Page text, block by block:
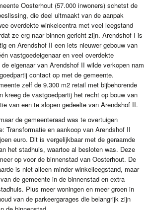
Oosterhout (57.000 inwoners) schetst de
die deel uitmaakt van de aanpak
overdekte winkelcentra met veel leegstand
ze erg naar binnen gericht zijn. Arendshof I is
en Arendshof II een iets nieuwer gebouw van
vastgoedeigenaar en veel overdekte
eigenaar van Arendshof II wilde verkopen nam
contact op met de gemeente.
zelf de 9.300 m2 retail met bijbehorende
kreeg de vastgoedpartij het recht op bouw van
van een te slopen gedeelte van Arendshof II.
de gemeenteraad was te overtuigen
Transformatie en aankoop van Arendshof II
euro. Dit is vergelijkbaar met de geraamde
het stadhuis, waartoe al besloten was. Deze
op voor de binnenstad van Oosterhout. De
is niet alleen minder winkelleegstand, maar
de gemeente in de binnenstad en extra
Plus meer woningen en meer groen in
van de parkeergarages die belangrijk zijn